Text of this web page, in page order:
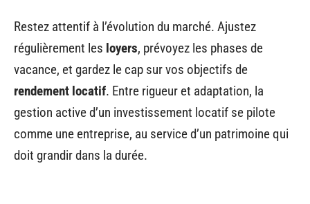
Restez attentif à l’évolution du marché. Ajustez
régulièrement les loyers, prévoyez les phases de
vacance, et gardez le cap sur vos objectifs de
rendement locatif. Entre rigueur et adaptation, la
gestion active d’un investissement locatif se pilote
comme une entreprise, au service d’un patrimoine qui
doit grandir dans la durée.